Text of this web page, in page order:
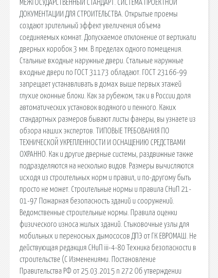
МЕЖГОСУДАРСТВЕННЫЙ СТАНДАРТ. СИСТЕМА ПРОЕКТНОЙ
ДОКУМЕНТАЦИИ ДЛЯ СТРОИТЕЛЬСТВА. Открытые проемы
создают зрительный эффект увеличения объема
соединяемых комнат. Допускаемое отклонение от вертикали
дверных коробок 3 мм. В пределах одного помещения.
Стальные входные наружные двери. Стальные наружные
входные двери по ГОСТ 31173 обладают. ГОСТ 23166-99
запрещает устанавливать в домах выше первых этажей
глухие оконные блоки. Как за рубежом, так и в России доля
автоматических установок водяного и пенного. Каких
стандартных размеров бывают листы фанеры, вы узнаете из
обзора наших экспертов. ТИПОВЫЕ ТРЕБОВАНИЯ ПО
ТЕХНИЧЕСКОЙ УКРЕПЛЕННОСТИ И ОСНАЩЕНИЮ СРЕДСТВАМИ
ОХРАННО. Как и другие дверные системы, раздвижные также
подразделяются на несколько видов. Размеры вычисляются
исходя из строительных норм и правил, и по-другому быть
просто не может. Строительные нормы и правила СНиП 21-
01-97 Пожарная безопасность зданий и сооружений.
Ведомственные строительные нормы. Правила оценки
физического износа жилых зданий. Стыковочные узлы для
мобильных и переносных дымососов ДПЭ от ГК ЕВРОМАШ. Не
действующая редакция СНиП iii-4-80 Техника безопасности в
строительстве (С Изменениями. Постановление
Правительства РФ от 25.03.2015 n 272 Об утверждении